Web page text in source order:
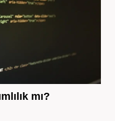
mı?